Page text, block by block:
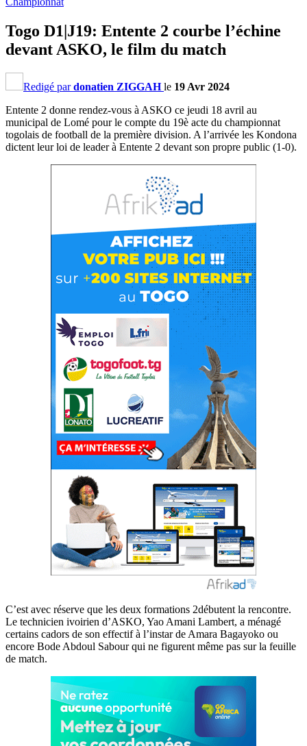
Togo D1|J19: Entente 2 courbe l’échine
devant ASKO, le film du match
Redigé pardonatien ZIGGAH le 19 Avr 2024
Entente 2 donne rendez-vous à ASKO ce jeudi 18 avril au
municipal de Lomé pour le compte du 19è acte du championnat
togolais de football de la première division. A l’arrivée les Kondona
dictent leur loi de leader à Entente 2 devant son propre public (1-0).
C’est avec réserve que les deux formations 2débutent la rencontre.
Le technicien ivoirien d’ASKO, Yao Amani Lambert, a ménagé
certains cadors de son effectif à l’instar de Amara Bagayoko ou
encore Bode Abdoul Sabour qui ne figurent même pas sur la feuille
de match.